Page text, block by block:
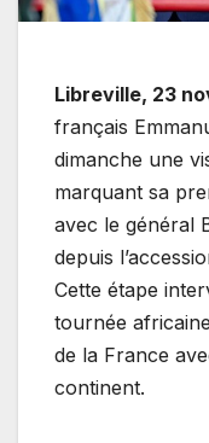
Libreville, 23
français
dimanche une
marquant sa
avec le général
depuis
Cette étape
tournée
de la France
continent.